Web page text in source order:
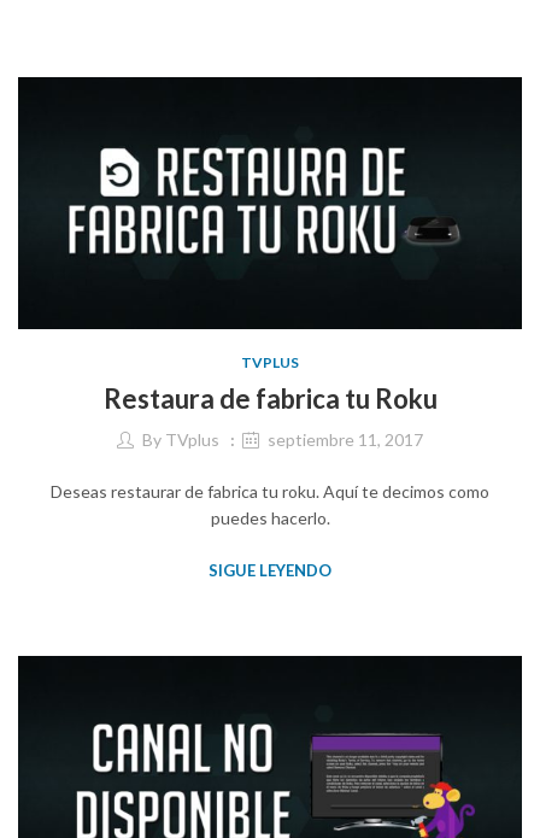
TVPLUS
Restaura de fabrica tu Roku
By TVplus septiembre 11, 2017
Deseas restaurar de fabrica tu roku. Aquí te decimos como
puedes hacerlo.
SIGUE LEYENDO